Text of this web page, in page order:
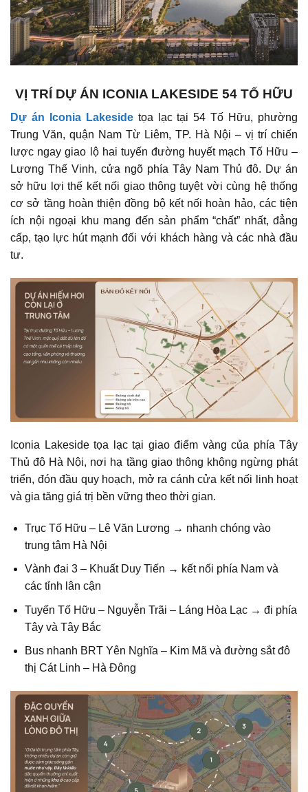
VỊ TRÍ DỰ ÁN ICONIA LAKESIDE 54 TỐ HỮU
Dự án Iconia Lakesidetọa lạc tại 54 Tố Hữu, phường
Trung Văn, quận Nam Từ Liêm, TP. Hà Nội – vị trí chiến
lược ngay giao lộ hai tuyến đường huyết mạch Tố Hữu –
Lương Thế Vinh, cửa ngõ phía Tây Nam Thủ đô. Dự án
sở hữu lợi thế kết nối giao thông tuyệt vời cùng hệ thống
cơ sở tầng hoàn thiện đồng bộ kết nối hoàn hảo, các tiện
ích nội ngoại khu mang đến sản phẩm “chất” nhất, đẳng
cấp, tạo lực hút mạnh đối với khách hàng và các nhà đầu
tư.
Iconia Lakeside tọa lạc tại giao điểm vàng của phía Tây
Thủ đô Hà Nội, nơi hạ tầng giao thông không ngừng phát
triển, đón đầu quy hoạch, mở ra cánh cửa kết nối linh hoạt
và gia tăng giá trị bền vững theo thời gian.
Trục Tố Hữu – Lê Văn Lương → nhanh chóng vào
trung tâm Hà Nội
Vành đai 3 – Khuất Duy Tiến → kết nối phía Nam và
các tỉnh lân cận
Tuyến Tố Hữu – Nguyễn Trãi – Láng Hòa Lạc → đi phía
Tây và Tây Bắc
Bus nhanh BRT Yên Nghĩa – Kim Mã và đường sắt đô
thị Cát Linh – Hà Đông